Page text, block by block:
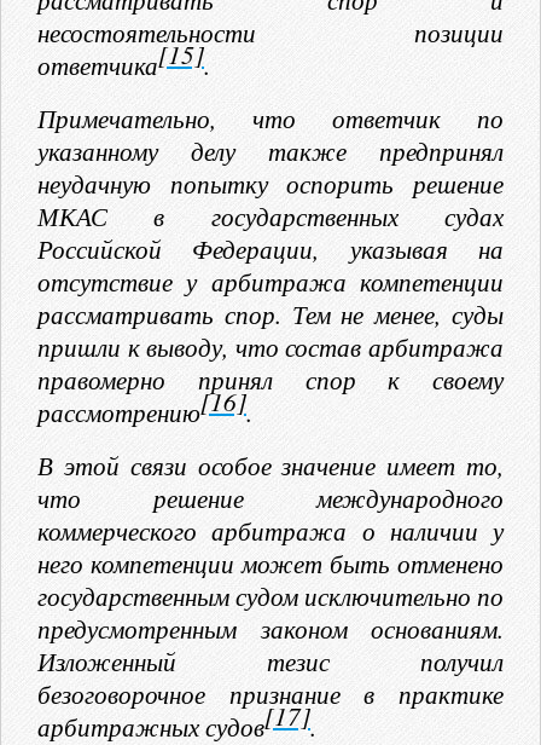
несостоятельности позиции
ответчика[15].
Примечательно, что ответчик по
указанному делу также предпринял
неудачную попытку оспорить решение
МКАС в государственных судах
Российской Федерации, указывая на
отсутствие у арбитража компетенции
рассматривать спор. Тем не менее, суды
пришли к выводу, что состав арбитража
правомерно принял спор к своему
рассмотрению[16].
В этой связи особое значение имеет то,
что решение международного
коммерческого арбитража о наличии у
него компетенции может быть отменено
государственным судом исключительно по
предусмотренным законом основаниям.
Изложенный тезис получил
безоговорочное признание в практике
арбитражных судов[17].